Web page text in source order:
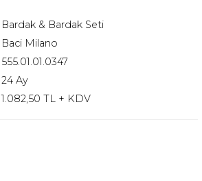
Bardak & Bardak Seti
Baci Milano
555.01.01.0347
24 Ay
1.082,50 TL + KDV